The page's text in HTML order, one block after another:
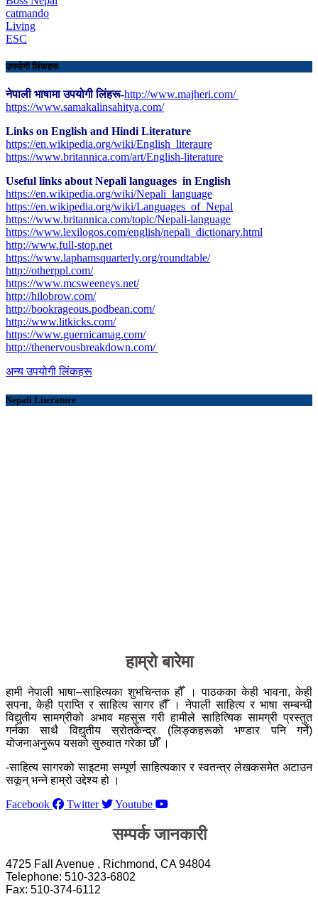
catmando
Living
ESC
उपयोगी लिंकहरू
नेपाली भाषामा उपयोगी लिंहरू-http://www.majheri.com/
https://www.samakalinsahitya.com/
Links on English and Hindi Literature
https://en.wikipedia.org/wiki/English_literaure
https://www.britannica.com/art/English-literature
Useful links about Nepali languages in English
https://en.wikipedia.org/wiki/Nepali_language
https://en.wikipedia.org/wiki/Languages_of_Nepal
https://www.britannica.com/topic/Nepali-language
https://www.lexilogos.com/english/nepali_dictionary.html
​http://www.full-stop.net
https://www.laphamsquarterly.org/roundtable/
http://otherppl.com/
https://www.mcsweeneys.net/
http://hilobrow.com/
http://bookrageous.podbean.com/
http://www.litkicks.com/
https://www.guernicamag.com/
http://thenervousbreakdown.com/
अन्य उपयोगी लिंकहरू
Nepali Literature
हाम्रो बारेमा
हामी नेपाली भाषा–साहित्यका शुभचिन्तक हौँ । पाठकका केही भावना, केही
सपना, केही प्राप्ति र साहित्य सागर हौँ । नेपाली साहित्य र भाषा सम्बन्धी
विद्युतीय सामग्रीको अभाव महसुस गरी हामीले साहित्यिक सामग्री प्रस्तुत
गर्नका साथै विद्युतीय स्रोतकेन्द्र (लिङ्कहरूको भण्डार पनि गर्ने)
योजनाअनुरूप यसको सुरुवात गरेका छौँ ।
-साहित्य सागरको साइटमा सम्पूर्ण साहित्यकार र स्वतन्त्र लेखकसमेत अटाउन
सकून् भन्ने हाम्रो उद्देश्य हो ।
Facebook
Twitter Youtube
सम्पर्क जानकारी
4725 Fall Avenue , Richmond, CA 94804
Telephone: 510-323-6802
Fax: 510-374-6112